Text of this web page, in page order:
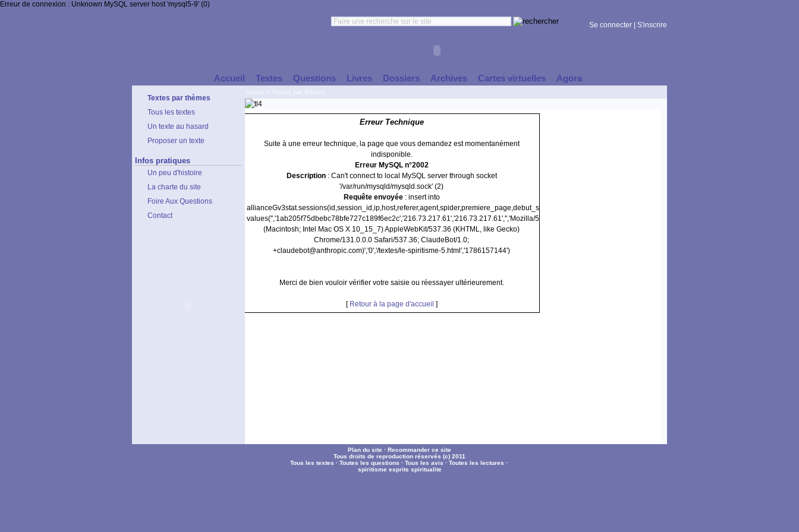
Erreur de connexion : Unknown MySQL server host 'mysql5-9' (0)
Se connecter S'inscrire
Accueil Textes Questions Livres Dossiers Archives Cartes virtuelles Agora
Textes par thèmes
Tous les textes
Un texte au hasard
Proposer un texte
Infos pratiques
Un peu d'histoire
La charte du site
Foire Aux Questions
Contact
Erreur Technique
Suite à une erreur technique, la page que vous demandez est momentanément
indisponible.
Erreur MySQL n°2002
Description: Can't connect to local MySQL server through socket
'/var/run/mysqld/mysqld.sock' (2)
Requête envoyée: insert into
allianceGv3stat.sessions(id,session_id,ip,host,referer,agent,spider,premiere_page,debut_session)
values('','1ab205f75dbebc78bfe727c189f6ec2c','216.73.217.61','216.73.217.61','','Mozilla/5.0
(Macintosh; Intel Mac OS X 10_15_7) AppleWebKit/537.36 (KHTML, like Gecko)
Chrome/131.0.0.0 Safari/537.36; ClaudeBot/1.0;
+claudebot@anthropic.com)','0','/textes/le-spiritisme-5.html','1786157144')
Merci de bien vouloir vérifier votre saisie ou réessayer ultérieurement.
[ Retour à la page d'accueil ]
Plan du site · Recommander ce site
Tous droits de reproduction réservés (c) 2011
Tous les textes · Toutes les questions · Tous les avis · Toutes les lectures ·
spiritisme esprits spiritualite